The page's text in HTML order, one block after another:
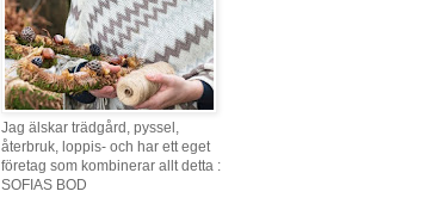
Jag älskar trädgård, pyssel,
återbruk, loppis- och har ett eget
företag som kombinerar allt detta :
SOFIAS BOD